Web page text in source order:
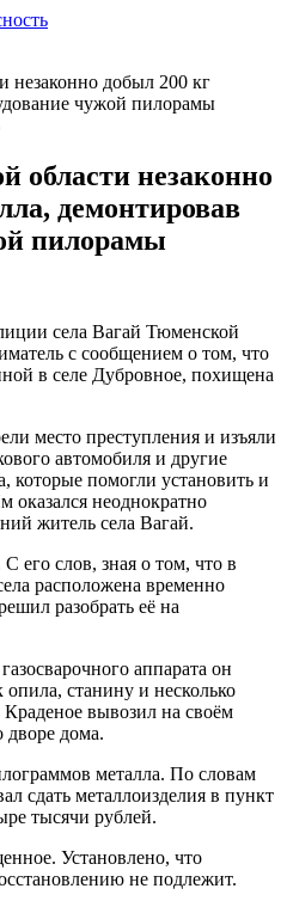
области незаконно
демонтировав
пилорамы
села Вагай Тюменской
с сообщением о том, что
в селе Дубровное, похищена
место преступления и изъяли
автомобиля и другие
которые помогли установить и
оказался неоднократно
житель села Вагай.
его слов, зная о том, что в
расположена временно
разобрать её на
аппарата он
станину и несколько
вывозил на своём
дворе дома.
металла. По словам
сдать металлоизделия в пункт
тысячи рублей.
Установлено, что
не подлежит.